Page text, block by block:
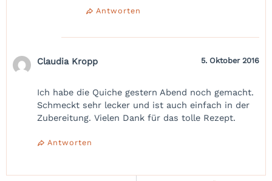
Antworten
Claudia Kropp 5. Oktober 2016
Ich habe die Quiche gestern Abend noch gemacht.
Schmeckt sehr lecker und ist auch einfach in der
Zubereitung. Vielen Dank für das tolle Rezept.
Antworten